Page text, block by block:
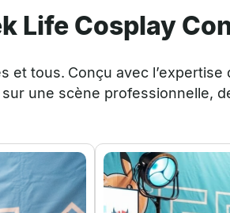
Life Cosplay
et tous. Conçu avec l’expertise
une scène professionnelle,